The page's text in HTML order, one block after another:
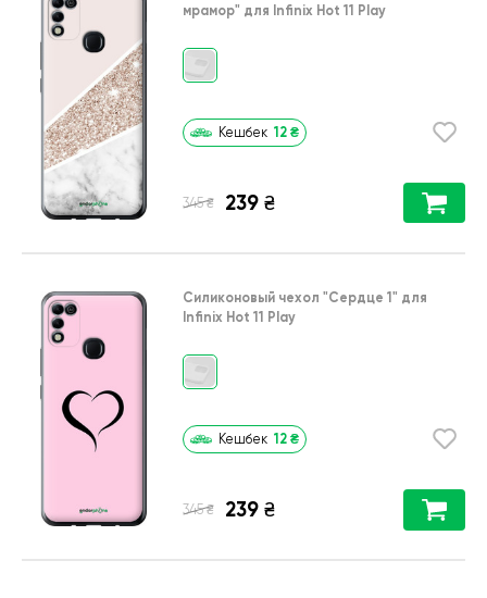
мрамор" для Infinix Hot 11 Play
Кешбек 12 ₴
345 ₴ 239 ₴
Силиконовый чехол "Сердце 1" для
Infinix Hot 11 Play
Кешбек 12 ₴
345 ₴ 239 ₴